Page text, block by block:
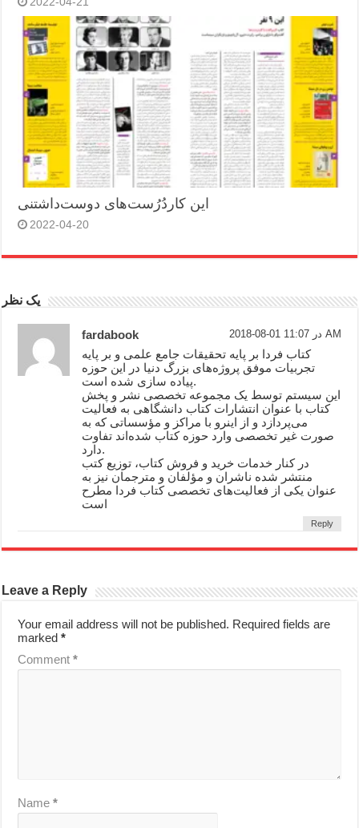
این کاردُرُست‌های دوست‌داشتنی
2022-04-20
یک نظر
fardabook 2018-08-01 در 11:07 AM
کتاب فردا بر پایه تحقیقات جامع علمی و بر پایه
تجربیات موفق پروژه‌های بزرگ دنیا در این حوزه
پیاده سازی شده است.
این سیستم توسط یک مجموعه تخصصی نشر و پخش
کتاب با عنوان انتشارات کتاب دانشگاهی به فعالیت
می‌پردازد و از اینرو با مراکز و مؤسساتی که به
صورت غیر تخصصی وارد حوزه کتاب شده‌اند تفاوت
دارد.
در کنار خدمات خرید و فروش کتاب، توزیع کتب
منتشر شده ناشران و مؤلفان و مترجمان نیز به
عنوان یکی از فعالیت‌های تخصصی کتاب فردا مطرح
است
Reply
Leave a Reply
Your email address will not be published. Required fields are
marked*
Comment*
Name*